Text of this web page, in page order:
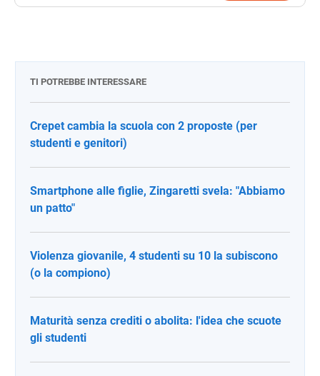
TI POTREBBE INTERESSARE
Crepet cambia la scuola con 2 proposte (per
studenti e genitori)
Smartphone alle figlie, Zingaretti svela: "Abbiamo
un patto"
Violenza giovanile, 4 studenti su 10 la subiscono
(o la compiono)
Maturità senza crediti o abolita: l'idea che scuote
gli studenti